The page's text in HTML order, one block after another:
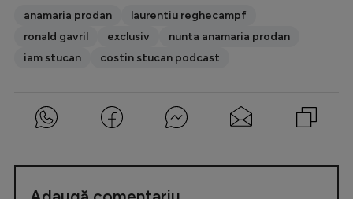
anamaria prodan
laurentiu reghecampf
ronald gavril
exclusiv
nunta anamaria prodan
iam stucan
costin stucan podcast